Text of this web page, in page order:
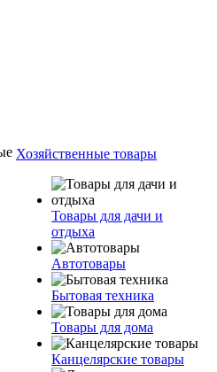
Хозяйственные товары
Товары для дачи и
отдыха
Автотовары
Бытовая техника
Товары для дома
Канцелярские товары